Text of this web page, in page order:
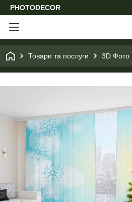
PHOTODECOR
Товари та послуги 3D Фото